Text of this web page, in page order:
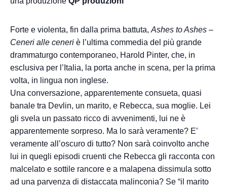
Forte e violenta, fin dalla prima battuta, Ashes to Ashes –
Ceneri alle ceneri è l’ultima commedia del più grande
drammaturgo contemporaneo, Harold Pinter, che, in
esclusiva per l’Italia, la porta anche in scena, per la prima
volta, in lingua non inglese.
Una conversazione, apparentemente consueta, quasi
banale tra Devlin, un marito, e Rebecca, sua moglie. Lei
gli svela un passato ricco di avvenimenti, lui ne è
apparentemente sorpreso. Ma lo sarà veramente? E’
veramente all’oscuro di tutto? Non sarà coinvolto anche
lui in quegli episodi cruenti che Rebecca gli racconta con
malcelato e sottile rancore e a malapena dissimula sotto
ad una parvenza di distaccata malinconia? Se “il marito